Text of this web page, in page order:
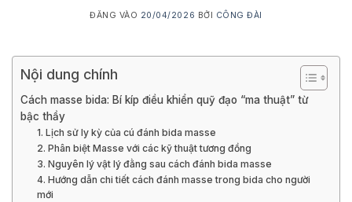
ĐĂNG VÀO 20/04/2026 BỞI CÔNG ĐÀI
Nội dung chính
Cách masse bida: Bí kíp điều khiển quỹ đạo “ma thuật” từ
bậc thầy
1. Lịch sử ly kỳ của cú đánh bida masse
2. Phân biệt Masse với các kỹ thuật tương đồng
3. Nguyên lý vật lý đằng sau cách đánh bida masse
4. Hướng dẫn chi tiết cách đánh masse trong bida cho người
mới